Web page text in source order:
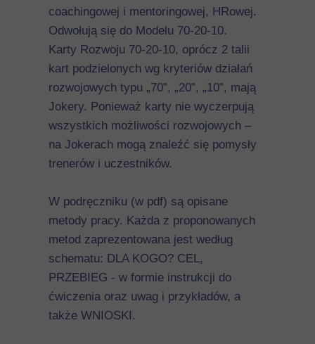
coachingowej i mentoringowej, HRowej.
Odwołują się do Modelu 70-20-10.
Karty Rozwoju 70-20-10, oprócz 2 talii
kart podzielonych wg kryteriów działań
rozwojowych typu „70”, „20”, „10”, mają
Jokery. Ponieważ karty nie wyczerpują
wszystkich możliwości rozwojowych –
na Jokerach mogą znaleźć się pomysły
trenerów i uczestników.
W podręczniku (w pdf) są opisane
metody pracy. Każda z proponowanych
metod zaprezentowana jest według
schematu: DLA KOGO? CEL,
PRZEBIEG - w formie instrukcji do
ćwiczenia oraz uwag i przykładów, a
także WNIOSKI.